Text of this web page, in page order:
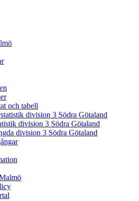
och tabell
division 3 Södra Götaland
division 3 Södra Götaland
division 3 Södra Götaland